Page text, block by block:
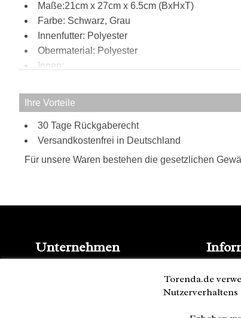
Maße:21cm x 27cm x 6.5cm (BxHxT)
Farbe: Schwarz, Grau
Innenfutter: Polyester
Obermaterial: Polyester
Innen:
2 Steckfächer
2 Stifthalter
Außen:
Reißverschlussfach vorne
Klettverschlussfach hinten
Ihre Vorteile
30 Tage Rückgaberecht
Versandkostenfrei in Deutschland
Für unsere Waren bestehen die gesetzlichen
Unternehmen
Presse
Partner
Torenda.de